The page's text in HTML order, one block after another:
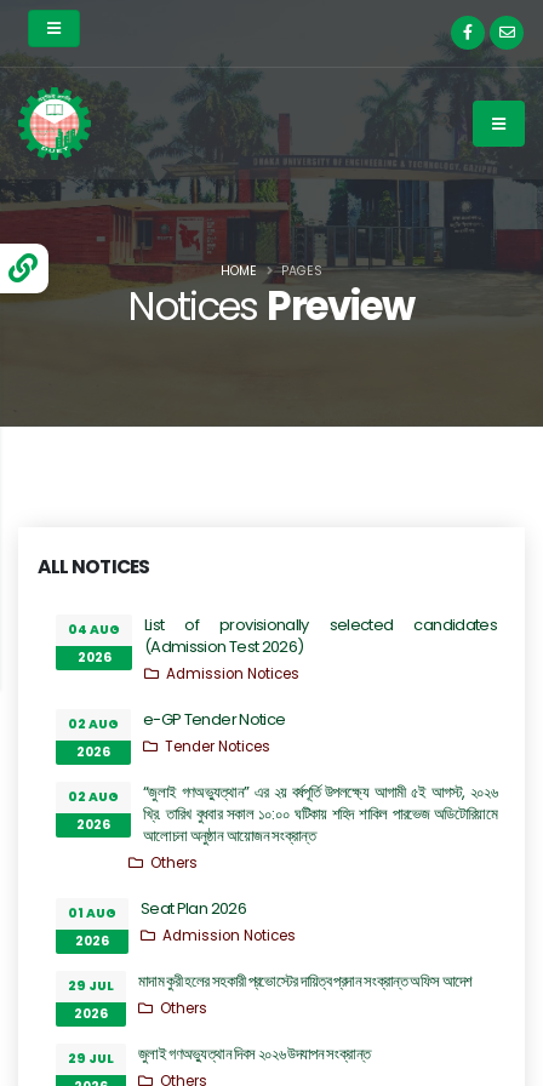
Notices Preview
HOME PAGES
ALL NOTICES
04 AUG
2026
List of provisionally selected candidates
(Admission Test 2026)
Admission Notices
02 AUG
2026
e-GP Tender Notice
Tender Notices
02 AUG
2026
“জুলাই গণঅভ্যুত্থান” এর ২য় বর্ষপূর্তি উপলক্ষ্যে আগামী ৫ই আগস্ট, ২০২৬
খ্রি. তারিখ বুধবার সকাল ১০:০০ ঘটিকায় শহিদ শাকিল পারভেজ অডিটোরিয়ামে
আলোচনা অনুষ্ঠান আয়োজন সংক্রান্ত
Others
01 AUG
2026
Seat Plan 2026
Admission Notices
29 JUL
2026
মাদাম কুরী হলের সহকারী প্রভোস্টের দায়িত্ব প্রদান সংক্রান্ত অফিস আদেশ
Others
29 JUL
জুলাই গণঅভ্যুত্থান দিবস ২০২৬ উদযাপন সংক্রান্ত
Others